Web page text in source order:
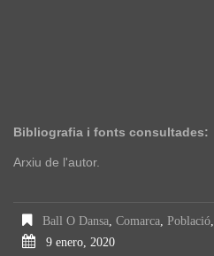
Bibliografia i fonts consultades:
Arxiu de l'autor.
Ball O Dansa, Comarca, Població,
9 enero, 2020